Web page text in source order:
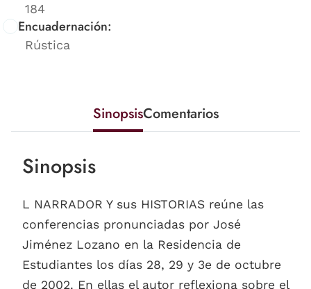
184
Encuadernación:
Rústica
SinopsisComentarios
Sinopsis
L NARRADOR Y sus HISTORIAS reúne las
conferencias pronunciadas por José
Jiménez Lozano en la Residencia de
Estudiantes los días 28, 29 y 3e de octubre
de 2002. En ellas el autor reflexiona sobre el